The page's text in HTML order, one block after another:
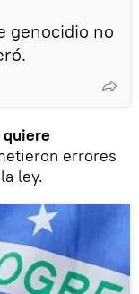
genocidio no
quiere
errores
ley.